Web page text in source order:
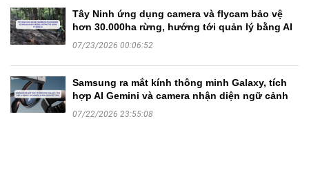
Tây Ninh ứng dụng camera và flycam bảo vệ
hơn 30.000ha rừng, hướng tới quản lý bằng AI
07/23/2026 00:06:52
Samsung ra mắt kính thông minh Galaxy, tích
hợp AI Gemini và camera nhận diện ngữ cảnh
07/22/2026 23:55:08